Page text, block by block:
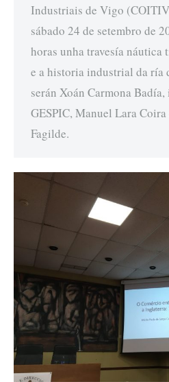
Industriais de Vigo
sábado 24 de setembro de
horas unha travesía
e a historia industrial da ría
serán Xoán Carmona
GESPIC, Manuel Lara
Fagilde.